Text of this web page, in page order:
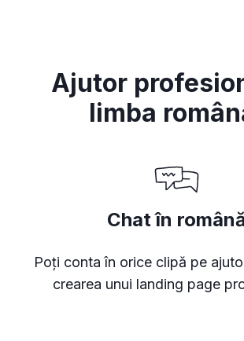
Ajutor
limba
Chat în
Poți conta în orice clipă pe
crearea unui landing page